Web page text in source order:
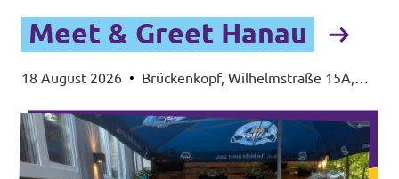
Meet & Greet Hanau
18 August 2026 • Brückenkopf, Wilhelmstraße 15A,